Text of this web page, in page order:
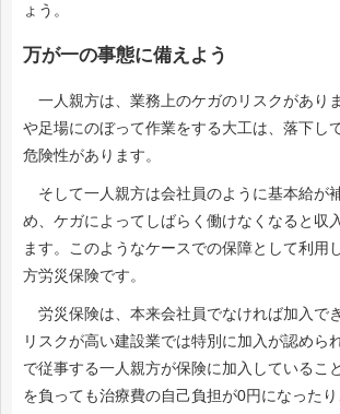
ょう。
万が一の事態に備えよう
一人親方は、業務上のケガのリスクがあり
や足場にのぼって作業をする大工は、落下し
危険性があります。
そして一人親方は会社員のように基本給が
め、ケガによってしばらく働けなくなると収
ます。このようなケースでの保障として利用
方労災保険です。
労災保険は、本来会社員でなければ加入で
リスクが高い建設業では特別に加入が認めら
で従事する一人親方が保険に加入しているこ
を負っても治療費の自己負担が0円になった